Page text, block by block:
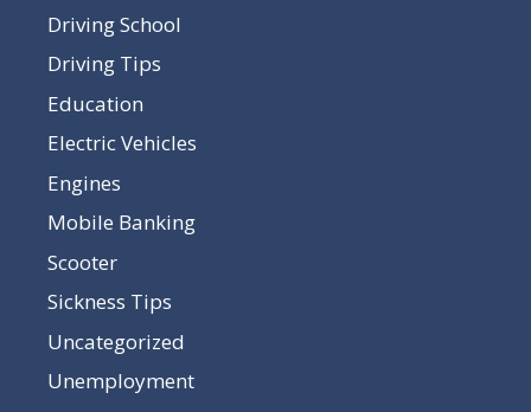
Driving School
Driving Tips
Education
Electric Vehicles
Engines
Mobile Banking
Scooter
Sickness Tips
Uncategorized
Unemployment